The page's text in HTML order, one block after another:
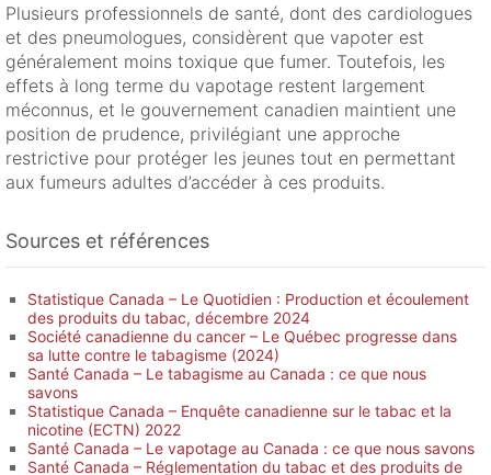
Plusieurs professionnels de santé, dont des cardiologues
et des pneumologues, considèrent que vapoter est
généralement moins toxique que fumer. Toutefois, les
effets à long terme du vapotage restent largement
méconnus, et le gouvernement canadien maintient une
position de prudence, privilégiant une approche
restrictive pour protéger les jeunes tout en permettant
aux fumeurs adultes d’accéder à ces produits.
Sources et références
Statistique Canada – Le Quotidien : Production et écoulement
des produits du tabac, décembre 2024
Société canadienne du cancer – Le Québec progresse dans
sa lutte contre le tabagisme (2024)
Santé Canada – Le tabagisme au Canada : ce que nous
savons
Statistique Canada – Enquête canadienne sur le tabac et la
nicotine (ECTN) 2022
Santé Canada – Le vapotage au Canada : ce que nous savons
Santé Canada – Réglementation du tabac et des produits de